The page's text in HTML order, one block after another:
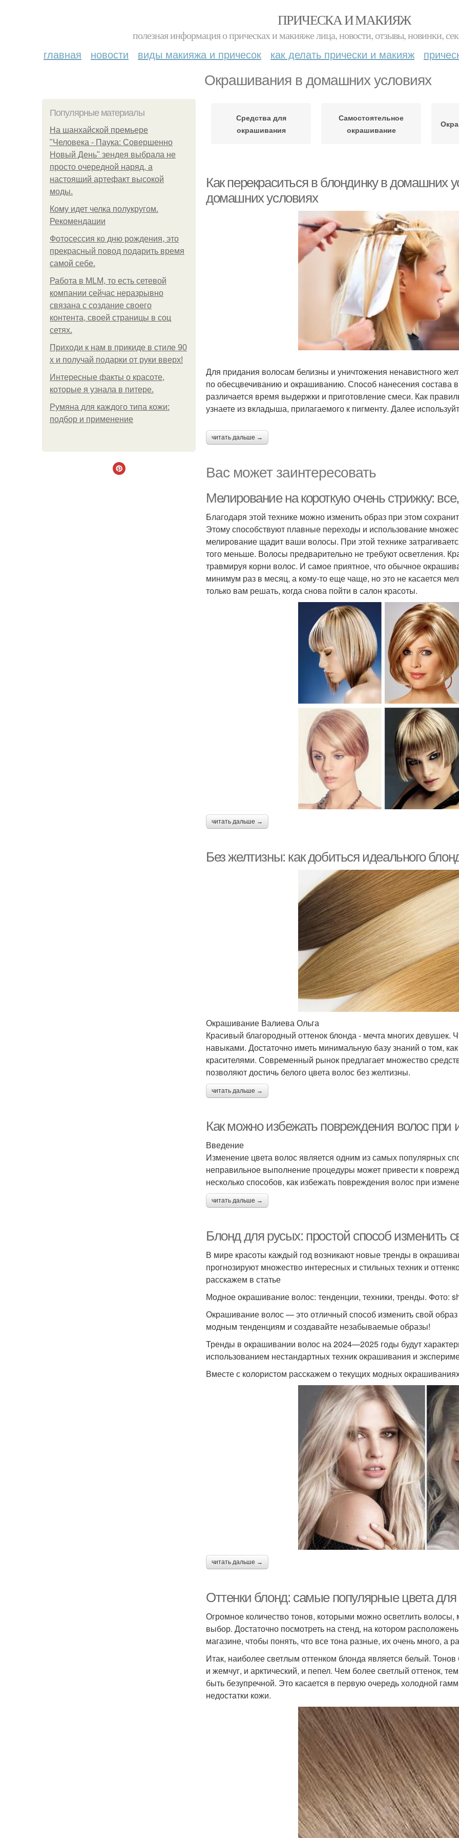
ПРИЧЕСКА И МАКИЯЖ
полезная информация о прическах и макияже лица, новости, отзывы, новинки,
главная новости виды макияжа и причесок как делать прически и макияж
Окрашивания в домашних условиях
Популярные материалы
На шанхайской премьере
"Человека - Паука: Совершенно
Новый День" зендея выбрала не
просто очередной наряд, а
настоящий артефакт высокой
моды.
Кому идет челка полукругом.
Рекомендации
Фотосессия ко дню рождения, это
прекрасный повод подарить время
самой себе.
Работа в MLM, то есть сетевой
компании сейчас неразрывно
связана с создание своего
контента, своей страницы в соц
сетях.
Приходи к нам в прикиде в стиле 90
х и получай подарки от руки вверх!
Интересные факты о красоте,
которые я узнала в питере.
Румяна для каждого типа кожи:
подбор и применение
Средства для
окрашивания
Самостоятельное
окрашивание
Как перекраситься в блондинку в
домашних условиях
Для придания волосам белизны и уничтожения ненавистного
по обесцвечиванию и окрашиванию. Способ нанесения состава
различается время выдержки и приготовление смеси. Как
узнаете из вкладыша, прилагаемого к пигменту. Далее
читать дальше →
Вас может заинтересовать
Мелирование на короткую очень стрижку:
Благодаря этой технике можно изменить образ при этом
Этому способствуют плавные переходы и использование
мелирование щадит ваши волосы. При этой технике
того меньше. Волосы предварительно не требуют осветления.
травмируя корни волос. И самое приятное, что обычное
минимум раз в месяц, а кому-то еще чаще, но это не касается
только вам решать, когда снова пойти в салон красоты.
читать дальше →
Без желтизны: как добиться идеального
Окрашивание Валиева Ольга
Красивый благородный оттенок блонда - мечта многих девушек.
навыками. Достаточно иметь минимальную базу знаний о том,
красителями. Современный рынок предлагает множество
позволяют достичь белого цвета волос без желтизны.
читать дальше →
Как можно избежать повреждения волос при
Введение
Изменение цвета волос является одним из самых популярных
неправильное выполнение процедуры может привести к
несколько способов, как избежать повреждения волос при
читать дальше →
Блонд для русых: простой способ изменить
В мире красоты каждый год возникают новые тренды в
прогнозируют множество интересных и стильных техник и
расскажем в статье
Модное окрашивание волос: тенденции, техники, тренды. Фото:
Окрашивание волос — это отличный способ изменить свой
модным тенденциям и создавайте незабываемые образы!
Тренды в окрашивании волос на 2024—2025 годы будут
использованием нестандартных техник окрашивания и
Вместе с колористом расскажем о текущих модных
читать дальше →
Оттенки блонд: самые популярные цвета для
Огромное количество тонов, которыми можно осветлить
выбор. Достаточно посмотреть на стенд, на котором
магазине, чтобы понять, что все тона разные, их очень много, а
Итак, наиболее светлым оттенком блонда является белый.
и жемчуг, и арктический, и пепел. Чем более светлый оттенок,
быть безупречной. Это касается в первую очередь холодной
недостатки кожи.